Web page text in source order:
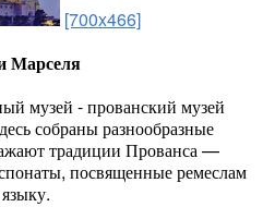
[700x466]
Марселя
музей - прованский музей
собраны разнообразные
традиции Прованса —
посвященные ремеслам